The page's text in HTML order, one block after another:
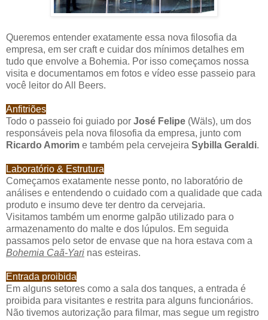
Queremos entender exatamente essa nova filosofia da
empresa, em ser craft e cuidar dos mínimos detalhes em
tudo que envolve a Bohemia. Por isso começamos nossa
visita e documentamos em fotos e vídeo esse passeio para
você leitor do All Beers.
Anfitriões
Todo o passeio foi guiado por José Felipe (Wäls), um dos
responsáveis pela nova filosofia da empresa, junto com
Ricardo Amorim e também pela cervejeira Sybilla Geraldi.
Laboratório & Estrutura
Começamos exatamente nesse ponto, no laboratório de
análises e entendendo o cuidado com a qualidade que cada
produto e insumo deve ter dentro da cervejaria.
Visitamos também um enorme galpão utilizado para o
armazenamento do malte e dos lúpulos. Em seguida
passamos pelo setor de envase que na hora estava com a
Bohemia Caã-Yari nas esteiras.
Entrada proibida
Em alguns setores como a sala dos tanques, a entrada é
proibida para visitantes e restrita para alguns funcionários.
Não tivemos autorização para filmar, mas segue um registro